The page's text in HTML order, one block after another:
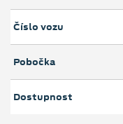
Číslo vozu
Pobočka
Dostupnost